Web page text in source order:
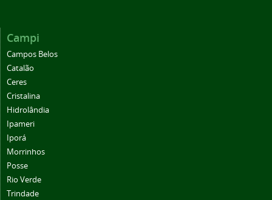
Campi
Campos Belos
Catalão
Ceres
Cristalina
Hidrolândia
Ipameri
Iporá
Morrinhos
Posse
Rio Verde
Trindade